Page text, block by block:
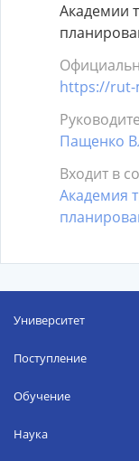
Академии
https://rut-
Пащенко
Входит в
Академия
Университет
Поступление
Обучение
Наука